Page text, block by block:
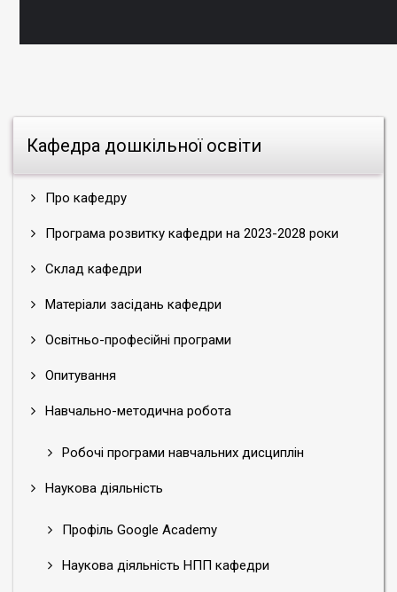
Кафедра дошкільної освіти
Про кафедру
Програма розвитку кафедри на 2023-2028 роки
Склад кафедри
Матеріали засідань кафедри
Освітньо-професійні програми
Опитування
Навчально-методична робота
Робочі програми навчальних дисциплін
Наукова діяльність
Профіль Google Academy
Наукова діяльність НПП кафедри